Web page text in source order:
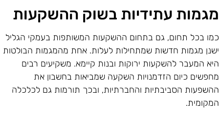
עתידיות בשוק ההשקעות
בכל תחום, גם בתחום ההשקעות המשותפות בעמקי הגליל
מגמות חדשות שמתחילות לעלות. אחת מהמגמות הבולטות
המעבר להשקעות ירוקות ובנות קיימא. משקיעים רבים
כיום הזדמנויות השקעה שמביאות בחשבון את
הסביבתיות והחברתיות, ובכך תורמות גם לכלכלה